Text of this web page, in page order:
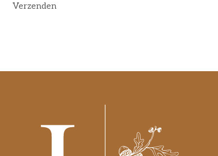
Verzenden